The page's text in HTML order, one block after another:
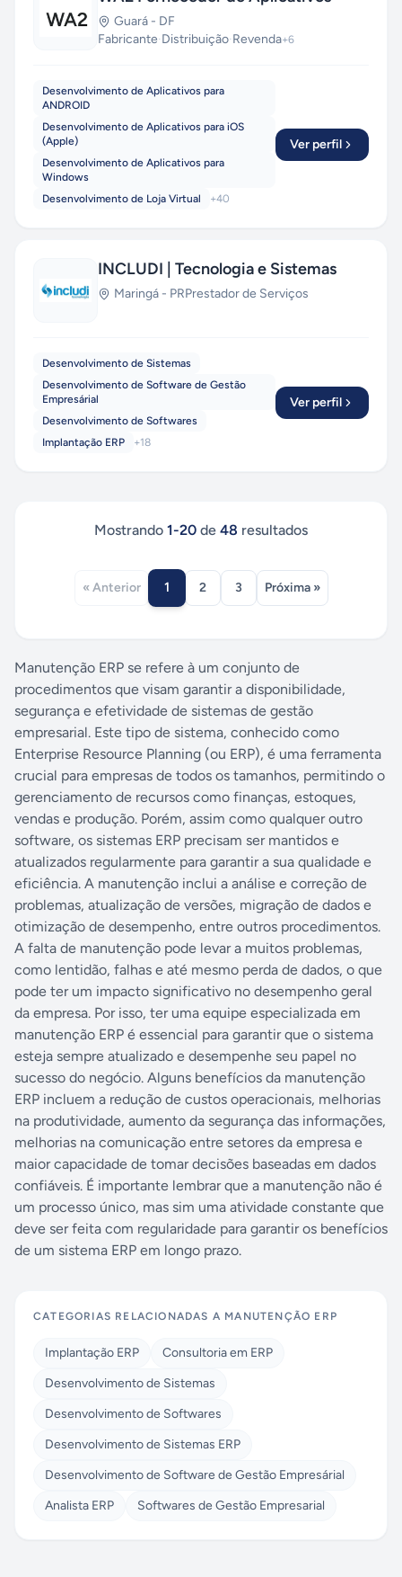
Guará - DF
Fabricante·Distribuição·Revenda+6
Desenvolvimento de Aplicativos para
ANDROID
Desenvolvimento de Aplicativos para iOS
(Apple)
Desenvolvimento de Aplicativos para
Windows
Desenvolvimento de Loja Virtual
+40
Ver perfil
INCLUDI | Tecnologia e Sistemas
Maringá - PRPrestador de Serviços
Desenvolvimento de Sistemas
Desenvolvimento de Software de Gestão
Empresárial
Desenvolvimento de Softwares
Implantação ERP
+18
Ver perfil
Mostrando 1-20 de 48 resultados
« Anterior 1 2 3 Próxima »
Manutenção ERP se refere à um conjunto de
procedimentos que visam garantir a disponibilidade,
segurança e efetividade de sistemas de gestão
empresarial. Este tipo de sistema, conhecido como
Enterprise Resource Planning (ou ERP), é uma ferramenta
crucial para empresas de todos os tamanhos, permitindo o
gerenciamento de recursos como finanças, estoques,
vendas e produção. Porém, assim como qualquer outro
software, os sistemas ERP precisam ser mantidos e
atualizados regularmente para garantir a sua qualidade e
eficiência. A manutenção inclui a análise e correção de
problemas, atualização de versões, migração de dados e
otimização de desempenho, entre outros procedimentos.
A falta de manutenção pode levar a muitos problemas,
como lentidão, falhas e até mesmo perda de dados, o que
pode ter um impacto significativo no desempenho geral
da empresa. Por isso, ter uma equipe especializada em
manutenção ERP é essencial para garantir que o sistema
esteja sempre atualizado e desempenhe seu papel no
sucesso do negócio. Alguns benefícios da manutenção
ERP incluem a redução de custos operacionais, melhorias
na produtividade, aumento da segurança das informações,
melhorias na comunicação entre setores da empresa e
maior capacidade de tomar decisões baseadas em dados
confiáveis. É importante lembrar que a manutenção não é
um processo único, mas sim uma atividade constante que
deve ser feita com regularidade para garantir os benefícios
de um sistema ERP em longo prazo.
CATEGORIAS RELACIONADAS A MANUTENÇÃO ERP
Implantação ERP
Consultoria em ERP
Desenvolvimento de Sistemas
Desenvolvimento de Softwares
Desenvolvimento de Sistemas ERP
Desenvolvimento de Software de Gestão Empresárial
Analista ERP
Softwares de Gestão Empresarial